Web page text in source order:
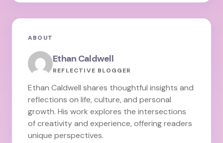
ABOUT
Ethan Caldwell
REFLECTIVE BLOGGER
Ethan Caldwell shares thoughtful insights and
reflections on life, culture, and personal
growth. His work explores the intersections
of creativity and experience, offering readers
unique perspectives.